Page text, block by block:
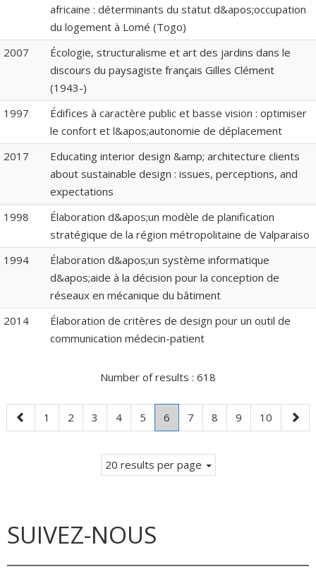
africaine : déterminants du statut d&apos;occupation
du logement à Lomé (Togo)
2007
Écologie, structuralisme et art des jardins dans le
discours du paysagiste français Gilles Clément
(1943-)
1997
Édifices à caractère public et basse vision : optimiser
le confort et l&apos;autonomie de déplacement
2017
Educating interior design &amp; architecture clients
about sustainable design : issues, perceptions, and
expectations
1998
Élaboration d&apos;un modèle de planification
stratégique de la région métropolitaine de Valparaiso
1994
Élaboration d&apos;un système informatique
d&apos;aide à la décision pour la conception de
réseaux en mécanique du bâtiment
2014
Élaboration de critères de design pour un outil de
communication médecin-patient
Number of results : 618
Previous
page
Page
1 Page
2 Page
3 Page
4 Page
5 Page
6
Current
page.
Page
7 Page
8 Page
9 Page
10
Next
page
20 results per page
SUIVEZ-NOUS